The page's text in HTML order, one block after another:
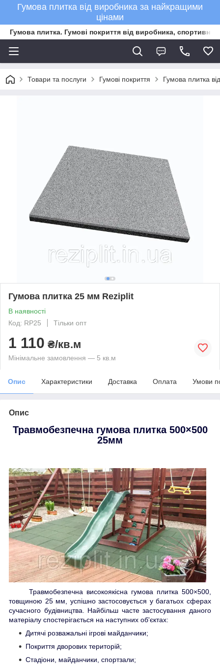
Гумова плитка від виробника за найкращими
цінами
Гумова плитка. Гумові покриття від виробника, спортивне
Товари та послуги Гумові покриття Гумова плитка
Гумова плитка 25 мм Reziplit
В наявності
Код: RP25
Тільки опт
1 110 ₴/кв.м
Мінімальне замовлення — 5 кв.м
Опис Характеристики Доставка Оплата Умови
Опис
Травмобезпечна гумова плитка 500×500
25мм
Травмобезпечна високоякісна гумова плитка 500×500,
товщиною 25 мм, успішно застосовується у багатьох сферах
сучасного будівництва. Найбільш часте застосування даного
матеріалу спостерігається на наступних об'єктах:
Дитячі розважальні ігрові майданчики;
Покриття дворових територій;
Стадіони, майданчики, спортзали;